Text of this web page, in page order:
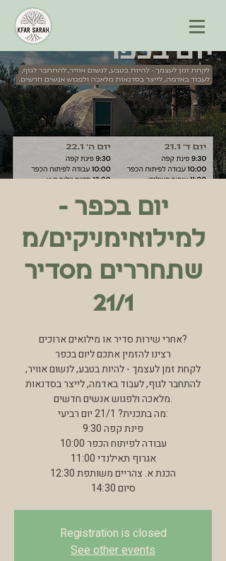
יום בכפר -
למילואימניקים/מ
שתחררים מסדיר
21/1
אחרי שירות סדיר או מילואים ארוכים?
רצינו להזמין אתכם ליום בכפר
לקחת זמן לעצמך - להיות בטבע, לנשום אוויר,
להתחבר לגוף, לעבוד באדמה, לייצר בסדנאות
מלאכה ולפגוש אנשים חדשים.
מה בתכנית? 21/1 יום רביעי:
9:30 פינת קפה
10:00 עבודה לפיתוח הכפר
11:00 אגרוף תאילנדי
12:30 הכנת א. צהריים משותפת
14:30 סיום
Registration is closed
See other events